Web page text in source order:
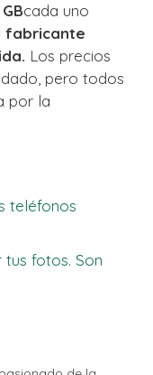
cada uno
fabricante
Los precios
pero todos
por la
teléfonos
fotos. Son